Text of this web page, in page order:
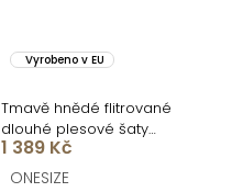
Vyrobeno v EU
Tmavě hnědé flitrované
dlouhé plesové šaty
SCINTIA
1 389 Kč
ONESIZE